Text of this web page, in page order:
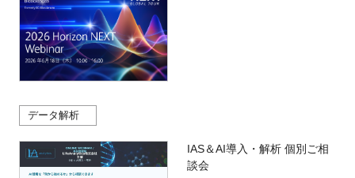
データ解析
IAS＆AI導入・解析 個別ご相
談会